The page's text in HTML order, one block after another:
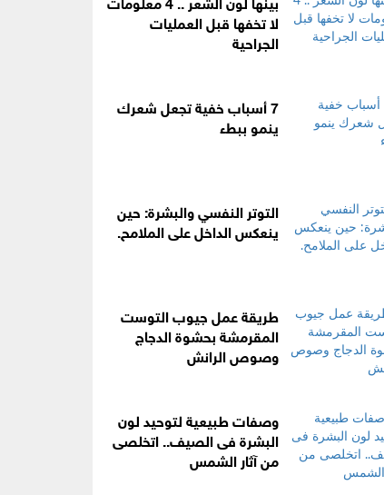
لا تخفها قبل العمليات
الجراحية
7 أسباب خفية تجعل شعرك
ينمو ببطء
التوتر النفسي والبشرة: حين
ينعكس الداخل على الملامح.
طريقة عمل جيوب التوست
المقرمشة بحشوة الدجاج
وصوص الرانش
وصفات طبيعية لتوحيد لون
البشرة فى الصيف.. اتخلصى
من آثار الشمس